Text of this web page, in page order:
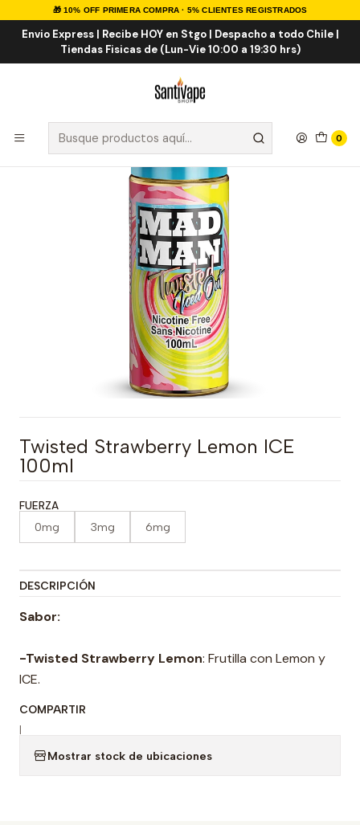
🎁 10% OFF PRIMERA COMPRA · 5% CLIENTES REGISTRADOS
Envio Express | Recibe HOY en Stgo | Despacho a todo Chile |
Tiendas Fisicas de (Lun-Vie 10:00 a 19:30 hrs)
0
Inicio E-LIQUID IMPORTADOS
E-liquid Importados 100ml
Twisted Strawberry Lemon ICE 100ml
Twisted Strawberry Lemon ICE
100ml
FUERZA
0mg 3mg 6mg
DESCRIPCIÓN
Sabor:
-Twisted Strawberry Lemon: Frutilla con Lemon y
ICE.
COMPARTIR
|
Mostrar stock de ubicaciones